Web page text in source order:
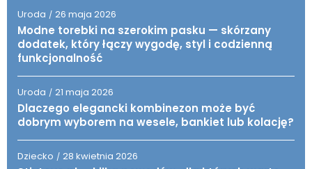
Uroda / 26 maja 2026
Modne torebki na szerokim pasku — skórzany
dodatek, który łączy wygodę, styl i codzienną
funkcjonalność
Uroda / 21 maja 2026
Dlaczego elegancki kombinezon może być
dobrym wyborem na wesele, bankiet lub kolację?
Dziecko / 28 kwietnia 2026